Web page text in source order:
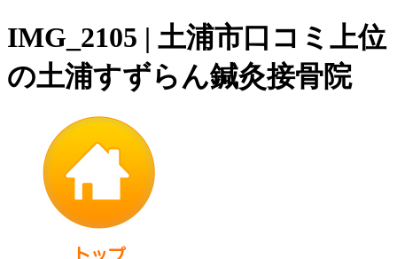
IMG_2105 | 土浦市口コミ上位
の土浦すずらん鍼灸接骨院